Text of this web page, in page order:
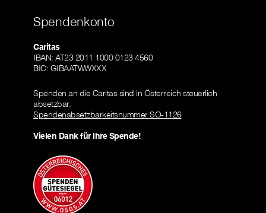
Spendenkonto
Caritas
IBAN: AT23 2011 1000 0123 4560
BIC: GIBAATWWXXX
Spenden an die Caritas sind in Österreich steuerlich
absetzbar.
Spendenabsetzbarkeitsnummer SO-1126
Vielen Dank für Ihre Spende!